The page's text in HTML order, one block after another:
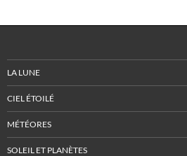
LA LUNE
CIEL ÉTOILÉ
MÉTÉORES
SOLEIL ET PLANÈTES